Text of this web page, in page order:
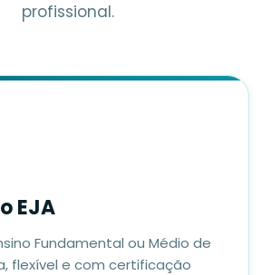
profissional.
EJA
Fundamental ou Médio de
flexível e com certificação